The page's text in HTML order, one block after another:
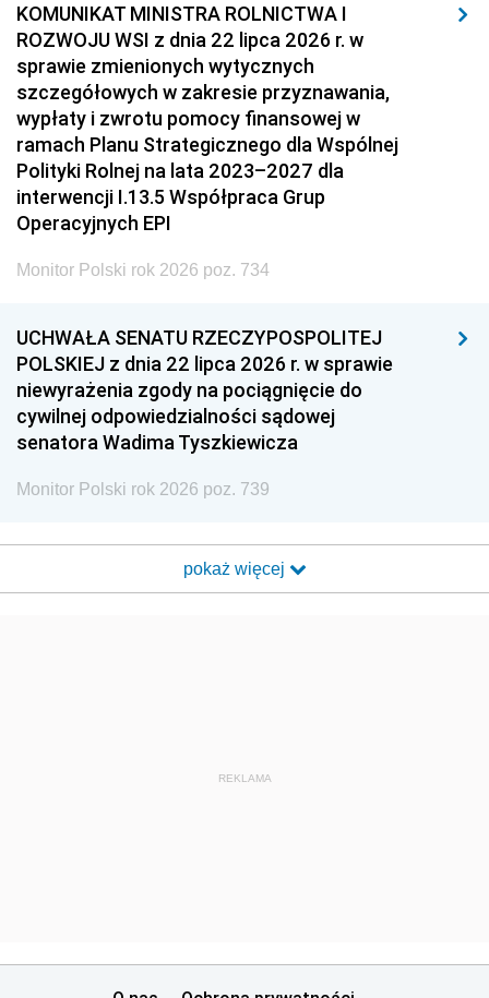
KOMUNIKAT MINISTRA ROLNICTWA I
ROZWOJU WSI z dnia 22 lipca 2026 r. w
sprawie zmienionych wytycznych
szczegółowych w zakresie przyznawania,
wypłaty i zwrotu pomocy finansowej w
ramach Planu Strategicznego dla Wspólnej
Polityki Rolnej na lata 2023–2027 dla
interwencji I.13.5 Współpraca Grup
Operacyjnych EPI
Monitor Polski rok 2026 poz. 734
UCHWAŁA SENATU RZECZYPOSPOLITEJ
POLSKIEJ z dnia 22 lipca 2026 r. w sprawie
niewyrażenia zgody na pociągnięcie do
cywilnej odpowiedzialności sądowej
senatora Wadima Tyszkiewicza
Monitor Polski rok 2026 poz. 739
pokaż więcej
REKLAMA